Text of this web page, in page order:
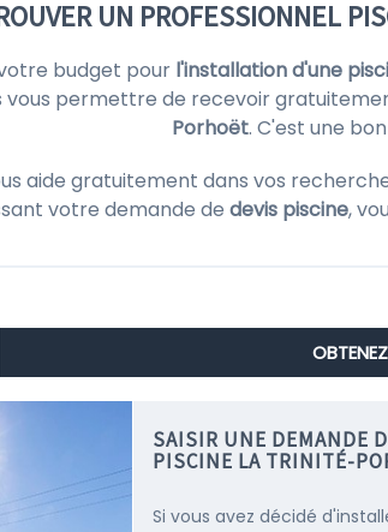
UN PROFESSIONNEL
budget pour l'installation d'une
vous permettre de recevoir
Porhoët. C'est une
aide gratuitement dans vos
votre demande de devis piscine,
SAISIR UNE DEMANDE
PISCINE LA TRINITÉ-
Si vous avez décidé